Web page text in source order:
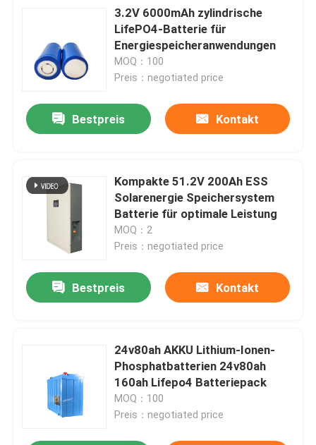
3.2V 6000mAh zylindrische
LifePO4-Batterie für
Energiespeicheranwendungen
MOQ：100
Preis：negotiated price
Bestpreis Kontakt
Kompakte 51.2V 200Ah ESS
Solarenergie Speichersystem
Batterie für optimale Leistung
MOQ：2
Preis：negotiated price
Bestpreis Kontakt
24v80ah AKKU Lithium-Ionen-
Phosphatbatterien 24v80ah
160ah Lifepo4 Batteriepack
MOQ：100
Preis：negotiated price